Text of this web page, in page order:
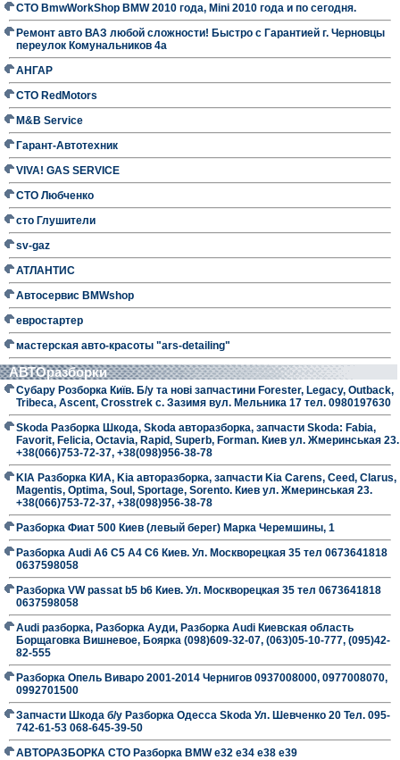
СТО BmwWorkShop BMW 2010 года, Mini 2010 года и по сегодня.
Ремонт авто ВАЗ любой сложности! Быстро с Гарантией г. Черновцы
переулок Комунальников 4а
АНГАР
СТО RedMotors
M&B Service
Гарант-Автотехник
VIVA! GAS SERVICE
СТО Любченко
сто Глушители
sv-gaz
АТЛАНТИС
Автосервис BMWshop
евростартер
мастерская авто-красоты "ars-detailing"
АВТОразборки
Субару Розборка Київ. Б/у та нові запчастини Forester, Legacy, Outback,
Tribeca, Ascent, Crosstrek с. Зазимя вул. Мельника 17 тел. 0980197630
Skoda Разборка Шкода, Skoda авторазборка, запчасти Skoda: Fabia,
Favorit, Felicia, Octavia, Rapid, Superb, Forman. Киев ул. Жмеринськая 23.
+38(066)753-72-37, +38(098)956-38-78
KIA Разборка КИА, Kia авторазборка, запчасти Kia Carens, Ceed, Clarus,
Magentis, Optima, Soul, Sportage, Sorento. Киев ул. Жмеринськая 23.
+38(066)753-72-37, +38(098)956-38-78
Разборка Фиат 500 Киев (левый берег) Марка Черемшины, 1
Разборка Audi A6 C5 A4 C6 Киев. Ул. Москворецкая 35 тел 0673641818
0637598058
Разборка VW passat b5 b6 Киев. Ул. Москворецкая 35 тел 0673641818
0637598058
Audi разборка, Разборка Ауди, Разборка Audi Киевская область
Борщаговка Вишневое, Боярка (098)609-32-07, (063)05-10-777, (095)42-
82-555
Разборка Опель Виваро 2001-2014 Чернигов 0937008000, 0977008070,
0992701500
Запчасти Шкода б/у Разборка Одесса Skoda Ул. Шевченко 20 Тел. 095-
742-61-53 068-645-39-50
АВТОРАЗБОРКА СТО Разборка BMW е32 е34 е38 е39